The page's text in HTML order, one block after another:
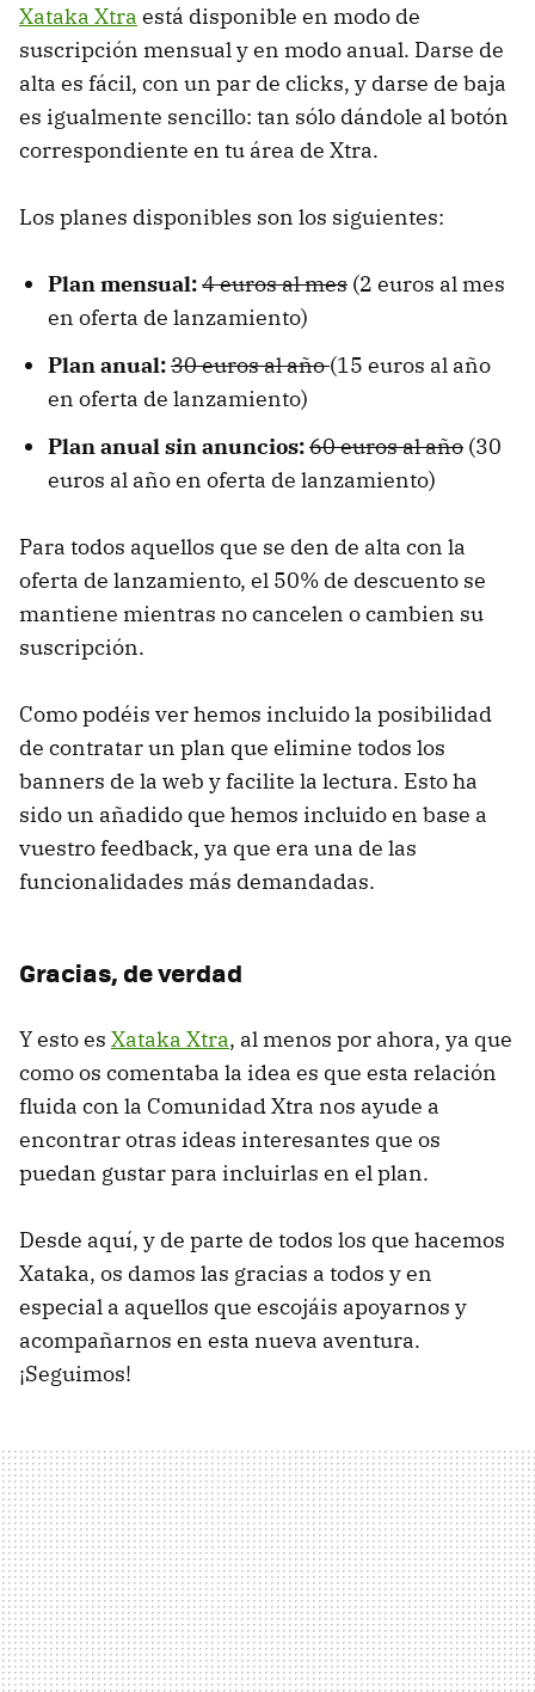
Xataka Xtra está disponible en modo de
suscripción mensual y en modo anual. Darse de
alta es fácil, con un par de clicks, y darse de baja
es igualmente sencillo: tan sólo dándole al botón
correspondiente en tu área de Xtra.
Los planes disponibles son los siguientes:
Plan mensual:4 euros al mes (2 euros al mes
en oferta de lanzamiento)
Plan anual:30 euros al año(15 euros al año
en oferta de lanzamiento)
Plan anual sin anuncios:60 euros al año (30
euros al año en oferta de lanzamiento)
Para todos aquellos que se den de alta con la
oferta de lanzamiento, el 50% de descuento se
mantiene mientras no cancelen o cambien su
suscripción.
Como podéis ver hemos incluido la posibilidad
de contratar un plan que elimine todos los
banners de la web y facilite la lectura. Esto ha
sido un añadido que hemos incluido en base a
vuestro feedback, ya que era una de las
funcionalidades más demandadas.
Gracias, de verdad
Y esto es Xataka Xtra, al menos por ahora, ya que
como os comentaba la idea es que esta relación
fluida con la Comunidad Xtra nos ayude a
encontrar otras ideas interesantes que os
puedan gustar para incluirlas en el plan.
Desde aquí, y de parte de todos los que hacemos
Xataka, os damos las gracias a todos y en
especial a aquellos que escojáis apoyarnos y
acompañarnos en esta nueva aventura.
¡Seguimos!